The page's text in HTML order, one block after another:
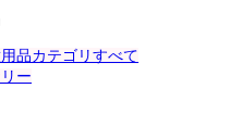
品カテゴリすべて
ー